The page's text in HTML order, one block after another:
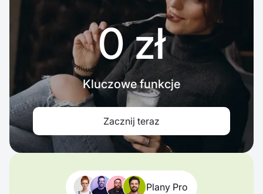
0 zł
Kluczowe funkcje
Zacznij teraz
Plany Pro